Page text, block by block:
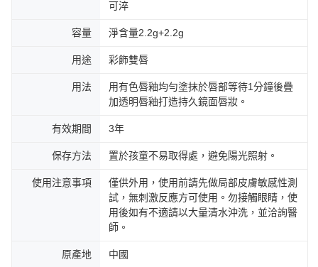
可淬
容量 淨含量2.2g+2.2g
用途 彩飾雙唇
用法
用有色唇釉均勻塗抹於唇部等待1分鐘後疊
加透明唇釉打造持久鏡面唇妝。
有效期間 3年
保存方法 置於孩童不易取得處，避免陽光照射。
使用注意事項
僅供外用，使用前請先做局部皮膚敏感性測
試，無刺激反應方可使用。勿接觸眼睛，使
用後如有不適請以大量清水沖洗，並洽詢醫
師。
原產地 中國